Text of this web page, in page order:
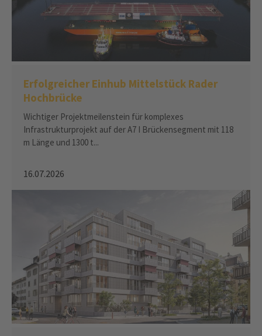
Erfolgreicher Einhub Mittelstück Rader
Hochbrücke
Wichtiger Projektmeilenstein für komplexes
Infrastrukturprojekt auf der A7 I Brückensegment mit 118
m Länge und 1300 t...
16.07.2026